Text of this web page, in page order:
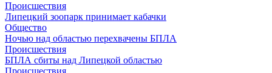
Происшествия
Липецкий зоопарк принимает кабачки
Общество
Ночью над областью перехвачены БПЛА
Происшествия
БПЛА сбиты над Липецкой областью
Происшествия